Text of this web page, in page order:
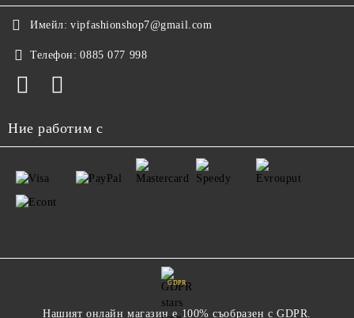
Имейл: vipfashionshop7@gmail.com
Телефон: 0885 077 998
Ние работим с
GDPR
Нашият онлайн магазин е 100% съобразен с GDPR.